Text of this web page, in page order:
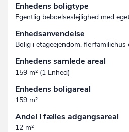
Enhedens boligtype
Egentlig beboelseslejlighed med
Enhedsanvendelse
Bolig i etageejendom,
Enhedens samlede areal
159 m² (1 Enhed)
Enhedens boligareal
159 m²
Andel i fælles adgangsareal
12 m²